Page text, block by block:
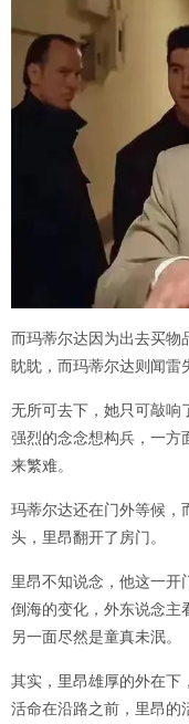
而玛蒂尔达因为出去买物
眈眈，而玛蒂尔达则闻雷
无所可去下，她只可敲响
强烈的念念想构兵，一方
来繁难。
玛蒂尔达还在门外等候，
头，里昂翻开了房门。
里昂不知说念，他这一开
倒海的变化，外东说念主
另一面尽然是童真未泯。
其实，里昂雄厚的外在下
活命在沿路之前，里昂的